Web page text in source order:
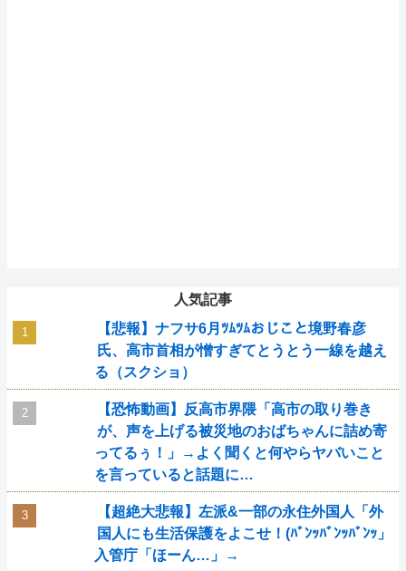
人気記事
【悲報】ナフサ6月ﾂﾑﾂﾑおじこと境野春彦
氏、高市首相が憎すぎてとうとう一線を越え
る（スクショ）
【恐怖動画】反高市界隈「高市の取り巻き
が、声を上げる被災地のおばちゃんに詰め寄
ってるぅ！」→よく聞くと何やらヤバいこと
を言っていると話題に…
【超絶大悲報】左派&一部の永住外国人「外
国人にも生活保護をよこせ！(ﾊﾞﾝｯﾊﾞﾝｯﾊﾞﾝｯ」
入管庁「ほーん…」→